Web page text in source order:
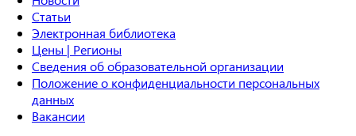
Статьи
Электронная библиотека
Цены | Регионы
Сведения об образовательной организации
Положение о конфиденциальности персональных
данных
Вакансии